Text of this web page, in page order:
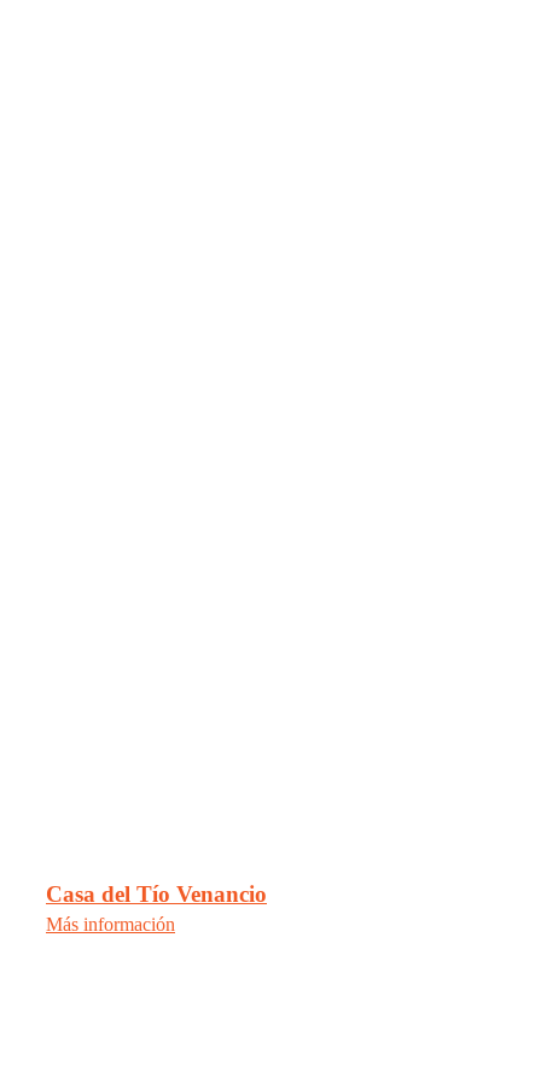
Casa del Tío Venancio
Más información